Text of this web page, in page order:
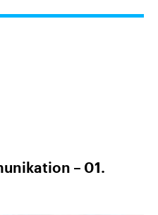
– 01.